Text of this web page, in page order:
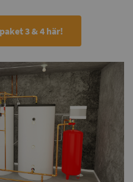
3 & 4 här!